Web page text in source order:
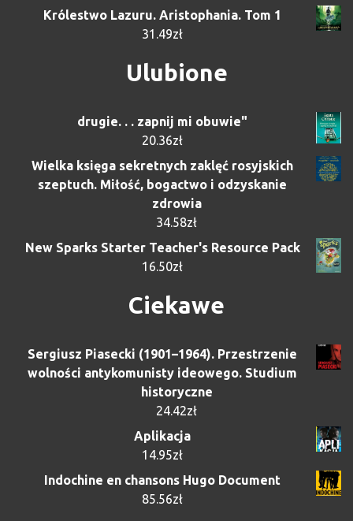
Królestwo Lazuru. Aristophania. Tom 1
31.49zł
Ulubione
drugie. . . zapnij mi obuwie"
20.36zł
Wielka księga sekretnych zaklęć rosyjskich
szeptuch. Miłość, bogactwo i odzyskanie
zdrowia
34.58zł
New Sparks Starter Teacher's Resource Pack
16.50zł
Ciekawe
Sergiusz Piasecki (1901–1964). Przestrzenie
wolności antykomunisty ideowego. Studium
historyczne
24.42zł
Aplikacja
14.95zł
Indochine en chansons Hugo Document
85.56zł